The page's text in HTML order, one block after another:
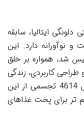
ایتالیا، سابقه
و نوآورانه دارد. این
تاسیس شد، همواره بر خلق
کاربردی، زندگی
روزمره را آسان تر کنند. هوا پز آریته مدل 4614 تجسمی از این
تر برای پخت غذاهای